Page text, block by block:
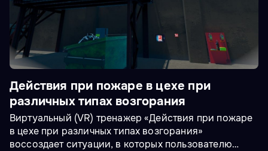
Действия при пожаре в цехе при
различных типах возгорания
Виртуальный (VR) тренажер «Действия при пожаре
в цехе при различных типах возгорания»
воссоздает ситуации, в которых пользователю